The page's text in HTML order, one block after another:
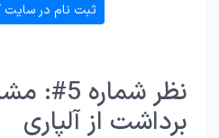
ثبت نام در سایت
نظر
برداشت از آلپاری